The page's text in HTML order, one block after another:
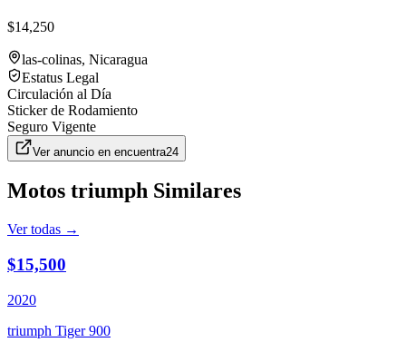
$14,250
las-colinas, Nicaragua
Estatus Legal
Circulación al Día
Sticker de Rodamiento
Seguro Vigente
Ver anuncio en encuentra24
Motos triumph Similares
Ver todas →
$15,500
2020
triumph Tiger 900